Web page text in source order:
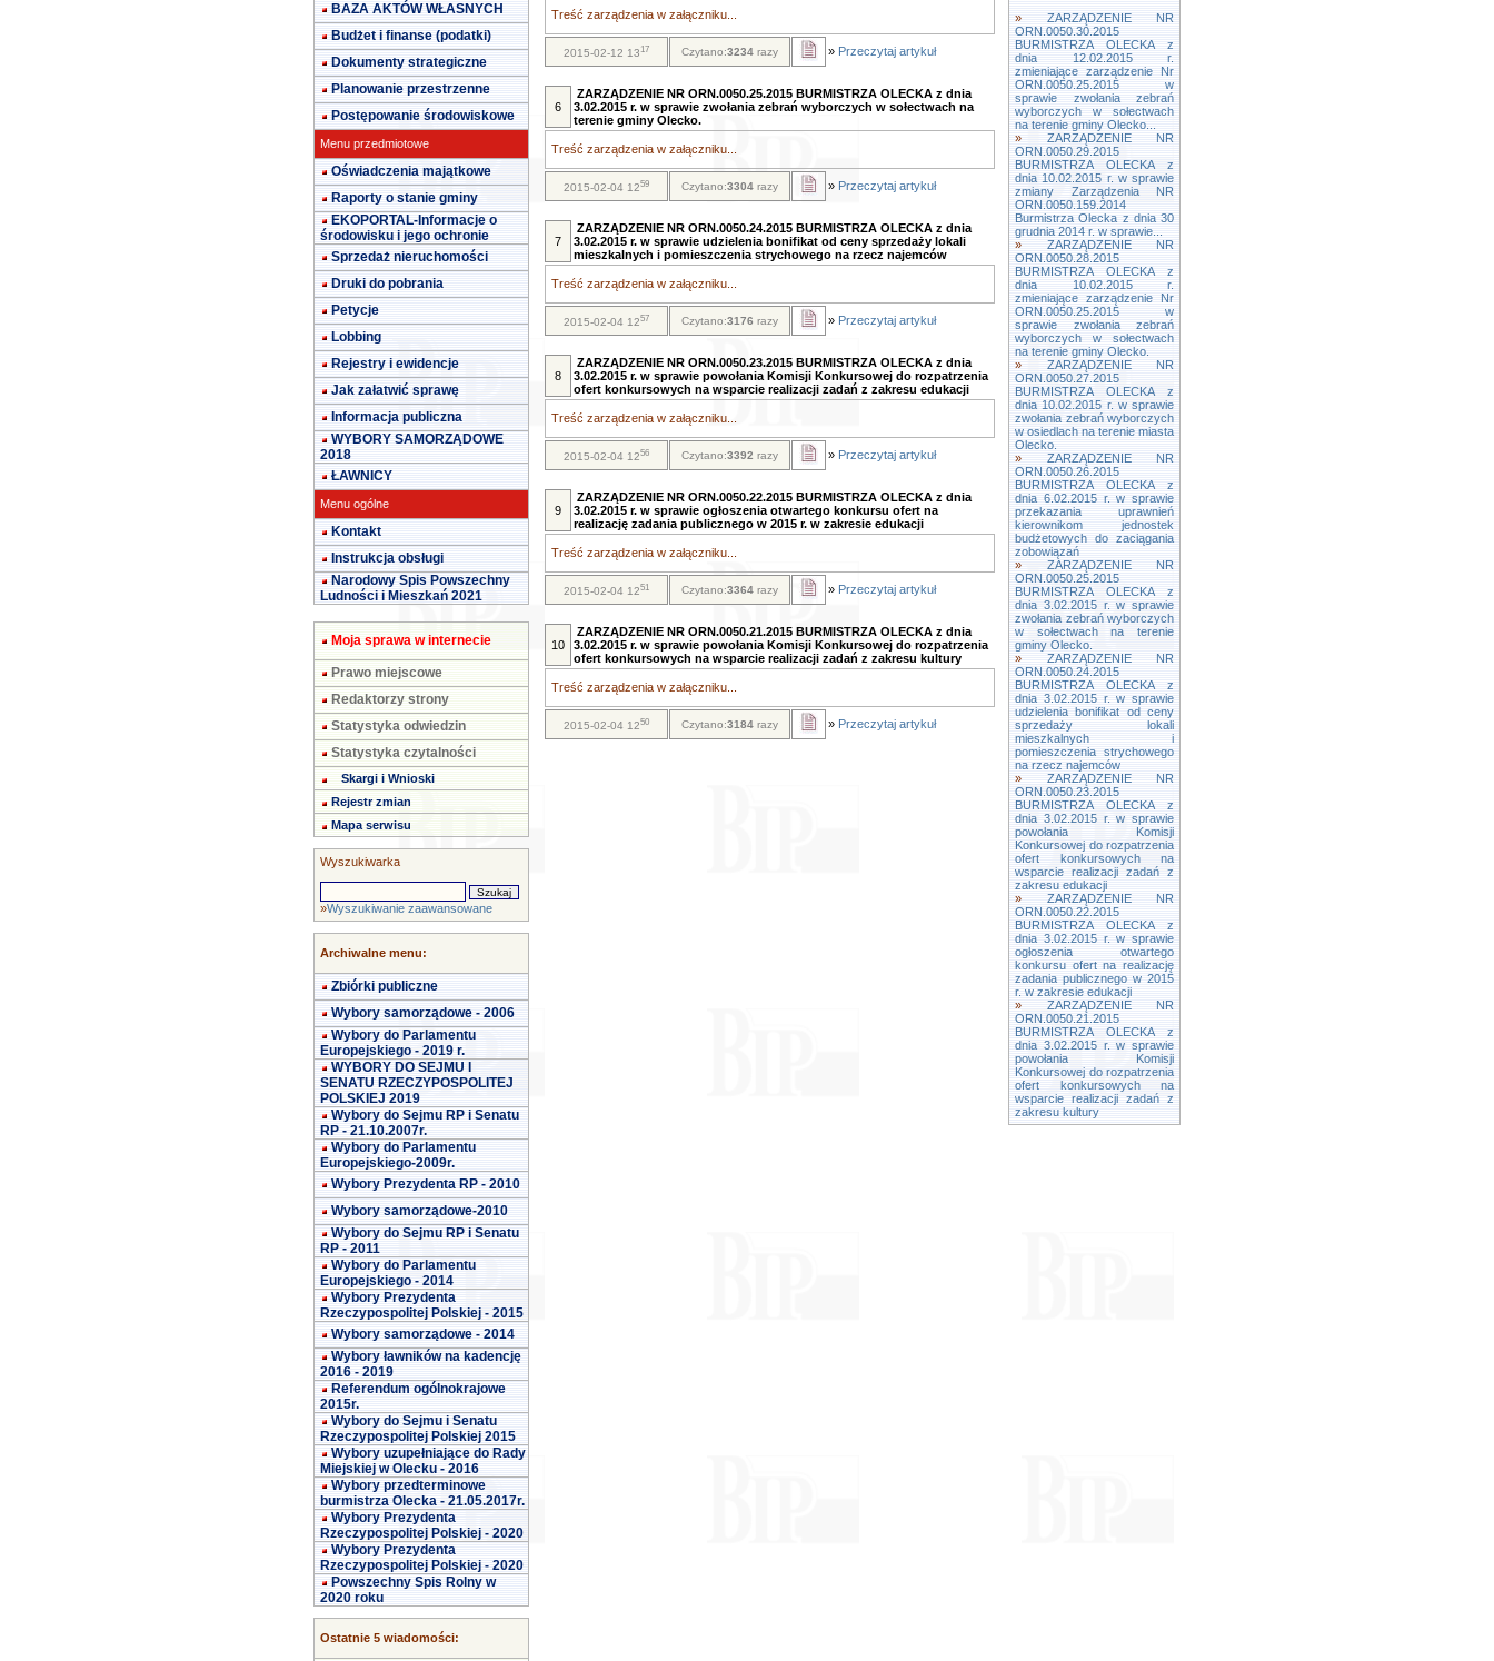
BAZA AKTÓW WŁASNYCH
Budżet i finanse (podatki)
Dokumenty strategiczne
Planowanie przestrzenne
Postępowanie środowiskowe
Menu przedmiotowe
Oświadczenia majątkowe
Raporty o stanie gminy
EKOPORTAL-Informacje o
środowisku i jego ochronie
Sprzedaż nieruchomości
Druki do pobrania
Petycje
Lobbing
Rejestry i ewidencje
Jak załatwić sprawę
Informacja publiczna
WYBORY SAMORZĄDOWE
2018
ŁAWNICY
Menu ogólne
Kontakt
Instrukcja obsługi
Narodowy Spis Powszechny
Ludności i Mieszkań 2021
Moja sprawa w internecie
Prawo miejscowe
Redaktorzy strony
Statystyka odwiedzin
Statystyka czytalności
Skargi i Wnioski
Rejestr zmian
Mapa serwisu
Wyszukiwarka
»Wyszukiwanie zaawansowane
Archiwalne menu:
Zbiórki publiczne
Wybory samorządowe - 2006
Wybory do Parlamentu
Europejskiego - 2019 r.
WYBORY DO SEJMU I
SENATU RZECZYPOSPOLITEJ
POLSKIEJ 2019
Wybory do Sejmu RP i Senatu
RP - 21.10.2007r.
Wybory do Parlamentu
Europejskiego-2009r.
Wybory Prezydenta RP - 2010
Wybory samorządowe-2010
Wybory do Sejmu RP i Senatu
RP - 2011
Wybory do Parlamentu
Europejskiego - 2014
Wybory Prezydenta
Rzeczypospolitej Polskiej - 2015
Wybory samorządowe - 2014
Wybory ławników na kadencję
2016 - 2019
Referendum ogólnokrajowe
2015r.
Wybory do Sejmu i Senatu
Rzeczypospolitej Polskiej 2015
Wybory uzupełniające do Rady
Miejskiej w Olecku - 2016
Wybory przedterminowe
burmistrza Olecka - 21.05.2017r.
Wybory Prezydenta
Rzeczypospolitej Polskiej - 2020
Wybory Prezydenta
Rzeczypospolitej Polskiej - 2020
Powszechny Spis Rolny w
2020 roku
Ostatnie 5 wiadomości:
Treść zarządzenia w załączniku...
2015-02-12 1317 Czytano:3234razy » Przeczytaj artykuł
6
ZARZĄDZENIE NR ORN.0050.25.2015 BURMISTRZA OLECKA z dnia
3.02.2015 r. w sprawie zwołania zebrań wyborczych w sołectwach na
terenie gminy Olecko.
Treść zarządzenia w załączniku...
2015-02-04 1259 Czytano:3304razy » Przeczytaj artykuł
7
ZARZĄDZENIE NR ORN.0050.24.2015 BURMISTRZA OLECKA z dnia
3.02.2015 r. w sprawie udzielenia bonifikat od ceny sprzedaży lokali
mieszkalnych i pomieszczenia strychowego na rzecz najemców
Treść zarządzenia w załączniku...
2015-02-04 1257 Czytano:3176 razy » Przeczytaj artykuł
8
ZARZĄDZENIE NR ORN.0050.23.2015 BURMISTRZA OLECKA z dnia
3.02.2015 r. w sprawie powołania Komisji Konkursowej do rozpatrzenia
ofert konkursowych na wsparcie realizacji zadań z zakresu edukacji
Treść zarządzenia w załączniku...
2015-02-04 1256 Czytano:3392 razy » Przeczytaj artykuł
9
ZARZĄDZENIE NR ORN.0050.22.2015 BURMISTRZA OLECKA z dnia
3.02.2015 r. w sprawie ogłoszenia otwartego konkursu ofert na
realizację zadania publicznego w 2015 r. w zakresie edukacji
Treść zarządzenia w załączniku...
2015-02-04 1251 Czytano:3364razy » Przeczytaj artykuł
10
ZARZĄDZENIE NR ORN.0050.21.2015 BURMISTRZA OLECKA z dnia
3.02.2015 r. w sprawie powołania Komisji Konkursowej do rozpatrzenia
ofert konkursowych na wsparcie realizacji zadań z zakresu kultury
Treść zarządzenia w załączniku...
2015-02-04 1250 Czytano:3184razy » Przeczytaj artykuł
» ZARZĄDZENIE NR
ORN.0050.30.2015
BURMISTRZA OLECKA z
dnia 12.02.2015 r.
zmieniające zarządzenie Nr
ORN.0050.25.2015 w
sprawie zwołania zebrań
wyborczych w sołectwach
na terenie gminy Olecko...
» ZARZĄDZENIE NR
ORN.0050.29.2015
BURMISTRZA OLECKA z
dnia 10.02.2015 r. w sprawie
zmiany Zarządzenia NR
ORN.0050.159.2014
Burmistrza Olecka z dnia 30
grudnia 2014 r. w sprawie...
» ZARZĄDZENIE NR
ORN.0050.28.2015
BURMISTRZA OLECKA z
dnia 10.02.2015 r.
zmieniające zarządzenie Nr
ORN.0050.25.2015 w
sprawie zwołania zebrań
wyborczych w sołectwach
na terenie gminy Olecko.
» ZARZĄDZENIE NR
ORN.0050.27.2015
BURMISTRZA OLECKA z
dnia 10.02.2015 r. w sprawie
zwołania zebrań wyborczych
w osiedlach na terenie miasta
Olecko.
» ZARZĄDZENIE NR
ORN.0050.26.2015
BURMISTRZA OLECKA z
dnia 6.02.2015 r. w sprawie
przekazania uprawnień
kierownikom jednostek
budżetowych do zaciągania
zobowiązań
» ZARZĄDZENIE NR
ORN.0050.25.2015
BURMISTRZA OLECKA z
dnia 3.02.2015 r. w sprawie
zwołania zebrań wyborczych
w sołectwach na terenie
gminy Olecko.
» ZARZĄDZENIE NR
ORN.0050.24.2015
BURMISTRZA OLECKA z
dnia 3.02.2015 r. w sprawie
udzielenia bonifikat od ceny
sprzedaży lokali
mieszkalnych i
pomieszczenia strychowego
na rzecz najemców
» ZARZĄDZENIE NR
ORN.0050.23.2015
BURMISTRZA OLECKA z
dnia 3.02.2015 r. w sprawie
powołania Komisji
Konkursowej do rozpatrzenia
ofert konkursowych na
wsparcie realizacji zadań z
zakresu edukacji
» ZARZĄDZENIE NR
ORN.0050.22.2015
BURMISTRZA OLECKA z
dnia 3.02.2015 r. w sprawie
ogłoszenia otwartego
konkursu ofert na realizację
zadania publicznego w 2015
r. w zakresie edukacji
» ZARZĄDZENIE NR
ORN.0050.21.2015
BURMISTRZA OLECKA z
dnia 3.02.2015 r. w sprawie
powołania Komisji
Konkursowej do rozpatrzenia
ofert konkursowych na
wsparcie realizacji zadań z
zakresu kultury